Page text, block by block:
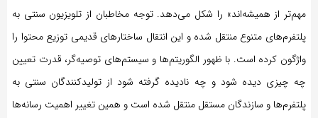
مهم‌تر از همیشه‌اند» را شکل می‌دهد. توجه مخاطبان از تلویزیون سنتی به
پلتفرم‌های متنوع منتقل شده و این انتقال ساختارهای قدیمی توزیع محتوا را
واژگون کرده است. با ظهور الگوریتم‌ها و سیستم‌های توصیه‌گر، قدرت تعیین
چه چیزی دیده شود و چه نادیده گرفته شود از تولیدکنندگان سنتی به
پلتفرم‌ها و سازندگان مستقل منتقل شده است و همین تغییر اهمیت رسانه‌ها